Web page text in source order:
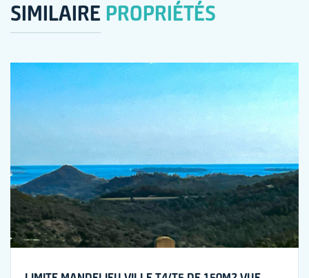
SIMILAIRE PROPRIÉTÉS